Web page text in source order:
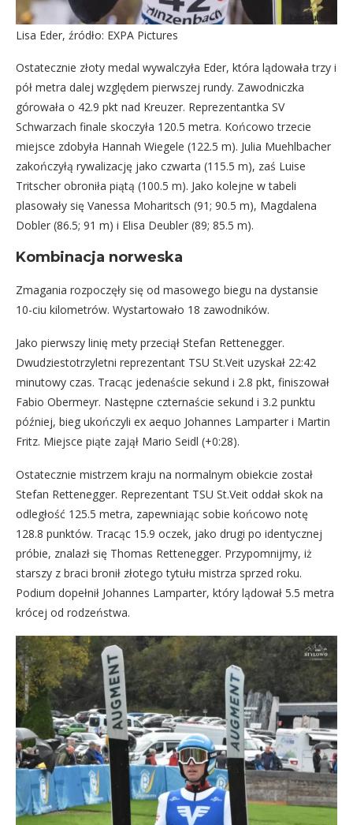
Lisa Eder, źródło: EXPA Pictures
Ostatecznie złoty medal wywalczyła Eder, która lądowała trzy i
pół metra dalej względem pierwszej rundy. Zawodniczka
górowała o 42.9 pkt nad Kreuzer. Reprezentantka SV
Schwarzach finale skoczyła 120.5 metra. Końcowo trzecie
miejsce zdobyła Hannah Wiegele (122.5 m). Julia Muehlbacher
zakończyłą rywalizację jako czwarta (115.5 m), zaś Luise
Tritscher obroniła piątą (100.5 m). Jako kolejne w tabeli
plasowały się Vanessa Moharitsch (91; 90.5 m), Magdalena
Dobler (86.5; 91 m) i Elisa Deubler (89; 85.5 m).
Kombinacja norweska
Zmagania rozpoczęły się od masowego biegu na dystansie
10-ciu kilometrów. Wystartowało 18 zawodników.
Jako pierwszy linię mety przeciął Stefan Rettenegger.
Dwudziestotrzyletni reprezentant TSU St.Veit uzyskał 22:42
minutowy czas. Tracąc jedenaście sekund i 2.8 pkt, finiszował
Fabio Obermeyr. Następne czternaście sekund i 3.2 punktu
później, bieg ukończyli ex aequo Johannes Lamparter i Martin
Fritz. Miejsce piąte zajął Mario Seidl (+0:28).
Ostatecznie mistrzem kraju na normalnym obiekcie został
Stefan Rettenegger. Reprezentant TSU St.Veit oddał skok na
odległość 125.5 metra, zapewniając sobie końcowo notę
128.8 punktów. Tracąc 15.9 oczek, jako drugi po identycznej
próbie, znalazł się Thomas Rettenegger. Przypomnijmy, iż
starszy z braci bronił złotego tytułu mistrza sprzed roku.
Podium dopełnił Johannes Lamparter, który lądował 5.5 metra
krócej od rodzeństwa.